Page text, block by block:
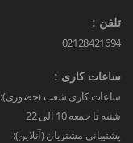
تلفن :
02128421694
ساعات کاری :
ساعات کاری شعب (حضوری):
شنبه تا جمعه 10 الی 22
پشتیبانی مشتریان (آنلاین):